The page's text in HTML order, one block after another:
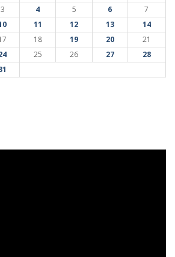
3 4 5 6
7
11 12 13
14
18 19 20
21
25 26 27
28